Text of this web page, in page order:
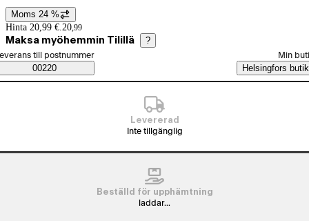
Prisinformation
Moms 24 %
Hinta 20,99 €. 20,99
Maksa myöhemmin Tilillä ?
Saatavuustiedot
beställningssätt
till postnummer
00220
Min
Helsingfors butik
Levererad
Inte tillgänglig
Beställd för upphämtning
laddar...